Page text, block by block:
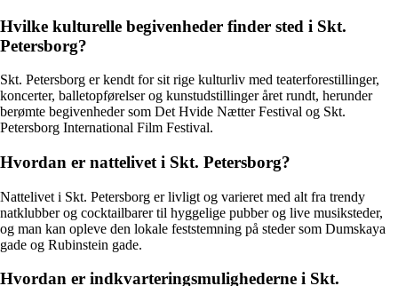
Hvilke kulturelle begivenheder finder sted i Skt.
Petersborg?
Skt. Petersborg er kendt for sit rige kulturliv med teaterforestillinger,
koncerter, balletopførelser og kunstudstillinger året rundt, herunder
berømte begivenheder som Det Hvide Nætter Festival og Skt.
Petersborg International Film Festival.
Hvordan er nattelivet i Skt. Petersborg?
Nattelivet i Skt. Petersborg er livligt og varieret med alt fra trendy
natklubber og cocktailbarer til hyggelige pubber og live musiksteder,
og man kan opleve den lokale feststemning på steder som Dumskaya
gade og Rubinstein gade.
Hvordan er indkvarteringsmulighederne i Skt.